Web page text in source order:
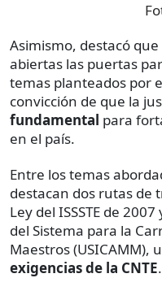
Asimismo, destacó
abiertas las puertas
temas planteados por
convicción de que la
fundamental para
en el país.
Entre los temas
destacan dos rutas de
Ley del ISSSTE de
del Sistema para la
Maestros (USICAMM),
exigencias de la CNTE.